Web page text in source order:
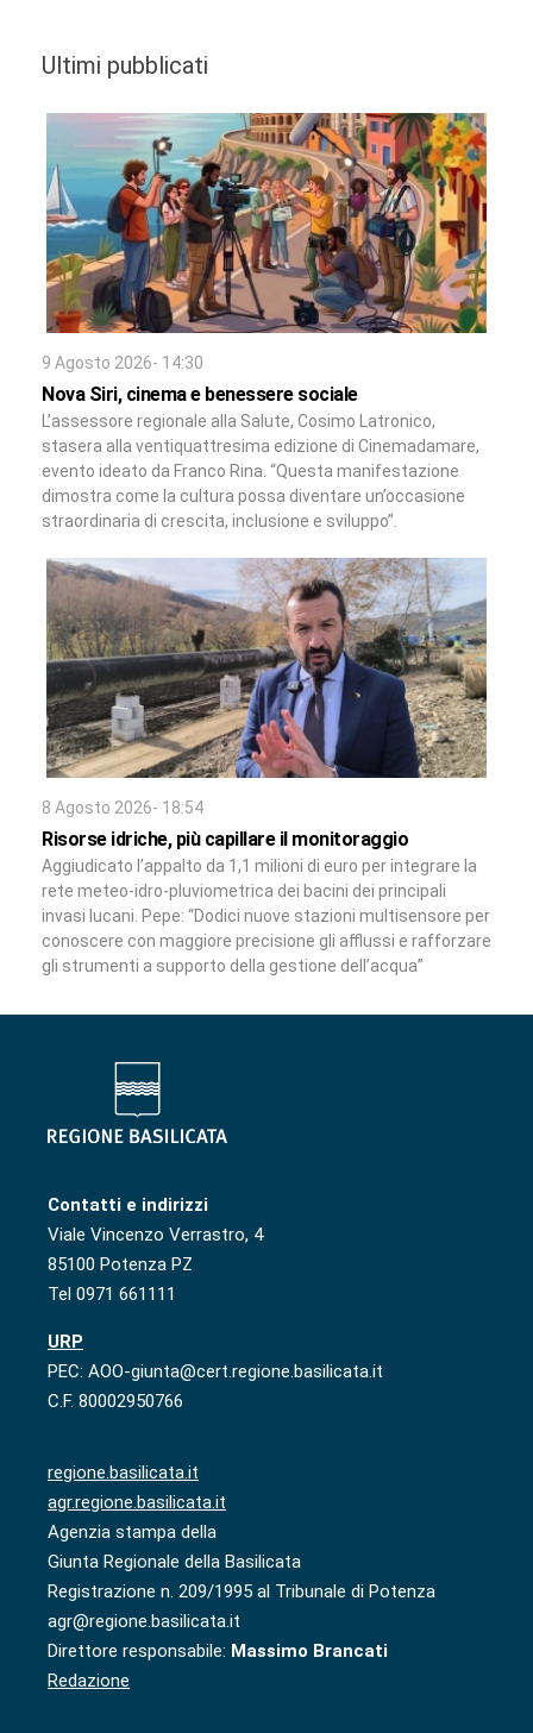
Ultimi pubblicati
9 Agosto 2026- 14:30
Nova Siri, cinema e benessere sociale
L’assessore regionale alla Salute, Cosimo Latronico,
stasera alla ventiquattresima edizione di Cinemadamare,
evento ideato da Franco Rina. “Questa manifestazione
dimostra come la cultura possa diventare un’occasione
straordinaria di crescita, inclusione e sviluppo”.
8 Agosto 2026- 18:54
Risorse idriche, più capillare il monitoraggio
Aggiudicato l’appalto da 1,1 milioni di euro per integrare la
rete meteo-idro-pluviometrica dei bacini dei principali
invasi lucani. Pepe: “Dodici nuove stazioni multisensore per
conoscere con maggiore precisione gli afflussi e rafforzare
gli strumenti a supporto della gestione dell’acqua”
Contatti e indirizzi
Viale Vincenzo Verrastro, 4
85100 Potenza PZ
Tel 0971 661111
URP
PEC: AOO-giunta@cert.regione.basilicata.it
C.F. 80002950766
regione.basilicata.it
agr.regione.basilicata.it
Agenzia stampa della
Giunta Regionale della Basilicata
Registrazione n. 209/1995 al Tribunale di Potenza
agr@regione.basilicata.it
Direttore responsabile: Massimo Brancati
Redazione